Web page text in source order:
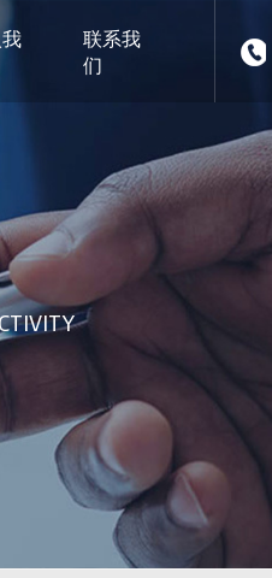
南
中
南
北
南
联系我
们